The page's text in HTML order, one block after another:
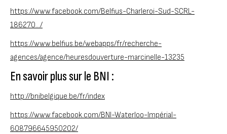
https://www.facebook.com/Belfius-Charleroi-Sud-SCRL-
186270…/
https://www.belfius.be/webapps/fr/recherche-
agences/agence/heuresdouverture-marcinelle-13235
En savoir plus sur le BNI :
http://bnibelgique.be/fr/index
https://www.facebook.com/BNI-Waterloo-Impérial-
608796645950202/